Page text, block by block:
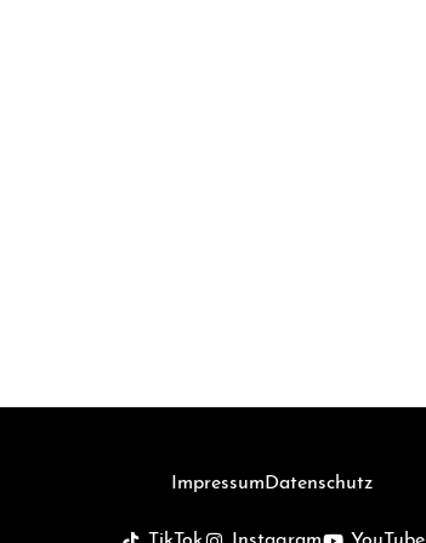
Impressum Datenschutz